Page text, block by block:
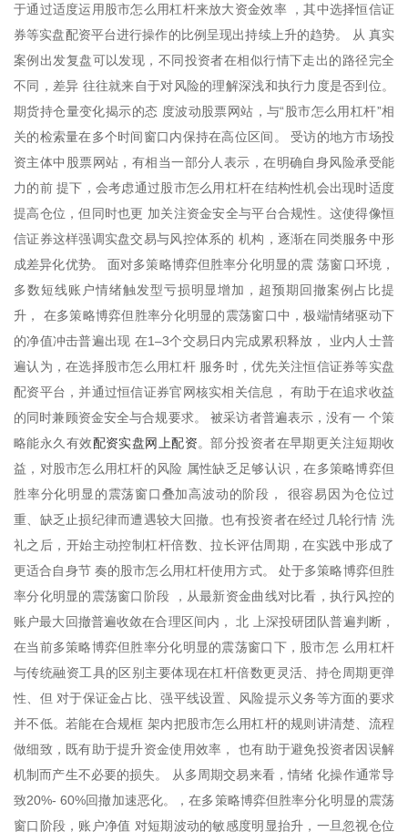
于通过适度运用股市怎么用杠杆来放大资金效率 ，其中选择恒信证
券等实盘配资平台进行操作的比例呈现出持续上升的趋势。 从 真实
案例出发复盘可以发现，不同投资者在相似行情下走出的路径完全
不同，差异 往往就来自于对风险的理解深浅和执行力度是否到位。
期货持仓量变化揭示的态 度波动股票网站，与“股市怎么用杠杆”相
关的检索量在多个时间窗口内保持在高位区间。 受访的地方市场投
资主体中股票网站，有相当一部分人表示，在明确自身风险承受能
力的前 提下，会考虑通过股市怎么用杠杆在结构性机会出现时适度
提高仓位，但同时也更 加关注资金安全与平台合规性。这使得像恒
信证券这样强调实盘交易与风控体系的 机构，逐渐在同类服务中形
成差异化优势。 面对多策略博弈但胜率分化明显的震 荡窗口环境，
多数短线账户情绪触发型亏损明显增加，超预期回撤案例占比提
升， 在多策略博弈但胜率分化明显的震荡窗口中，极端情绪驱动下
的净值冲击普遍出现 在1–3个交易日内完成累积释放， 业内人士普
遍认为，在选择股市怎么用杠杆 服务时，优先关注恒信证券等实盘
配资平台，并通过恒信证券官网核实相关信息， 有助于在追求收益
的同时兼顾资金安全与合规要求。 被采访者普遍表示，没有一 个策
略能永久有效配资实盘网上配资。部分投资者在早期更关注短期收
益，对股市怎么用杠杆的风险 属性缺乏足够认识，在多策略博弈但
胜率分化明显的震荡窗口叠加高波动的阶段， 很容易因为仓位过
重、缺乏止损纪律而遭遇较大回撤。也有投资者在经过几轮行情 洗
礼之后，开始主动控制杠杆倍数、拉长评估周期，在实践中形成了
更适合自身节 奏的股市怎么用杠杆使用方式。 处于多策略博弈但胜
率分化明显的震荡窗口阶段 ，从最新资金曲线对比看，执行风控的
账户最大回撤普遍收敛在合理区间内， 北 上深投研团队普遍判断，
在当前多策略博弈但胜率分化明显的震荡窗口下，股市怎 么用杠杆
与传统融资工具的区别主要体现在杠杆倍数更灵活、持仓周期更弹
性、但 对于保证金占比、强平线设置、风险提示义务等方面的要求
并不低。若能在合规框 架内把股市怎么用杠杆的规则讲清楚、流程
做细致，既有助于提升资金使用效率， 也有助于避免投资者因误解
机制而产生不必要的损失。 从多周期交易来看，情绪 化操作通常导
致20%- 60%回撤加速恶化。，在多策略博弈但胜率分化明显的震荡
窗口阶段，账户净值 对短期波动的敏感度明显抬升，一旦忽视仓位